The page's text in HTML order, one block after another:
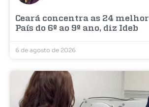
Ceará concentra as 24
País do 6º ao 9º ano, diz Ideb
6 de agosto de 2026